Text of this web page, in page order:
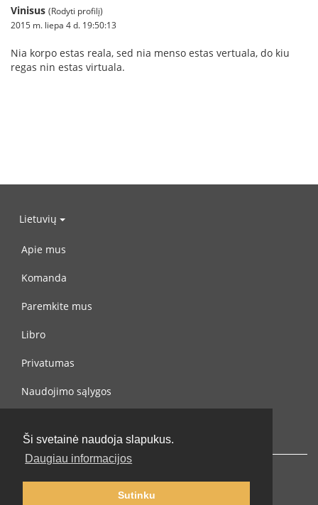
Ši svetainė naudoja slapukus.
Daugiau informacijos
Sutinku
Vinisus (Rodyti profilį)
2015 m. liepa 4 d. 19:50:13
Nia korpo estas reala, sed nia menso estas vertuala, do kiu
regas nin estas virtuala.
Lietuvių
Apie mus
Komanda
Paremkite mus
Libro
Privatumas
Naudojimo sąlygos